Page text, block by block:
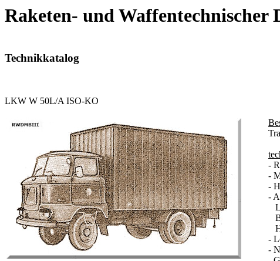
Raketen- und
Technikkatalog
LKW W 50L/A ISO-KO
-
-
-
-
-
-